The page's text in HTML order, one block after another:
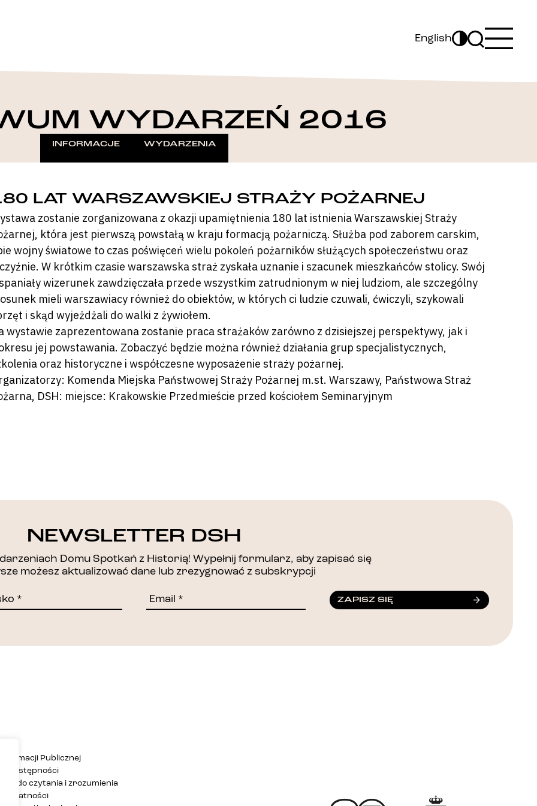
English
WYDARZEŃ 2016
INFORMACJE WYDARZENIA
LAT WARSZAWSKIEJ STRAŻY POŻARNEJ
zostanie zorganizowana z okazji upamiętnienia 180 lat istnienia Warszawskiej Straży
która jest pierwszą powstałą w kraju formacją pożarniczą. Służba pod zaborem carskim,
wojny światowe to czas poświęceń wielu pokoleń pożarników służących społeczeństwu oraz
W krótkim czasie warszawska straż zyskała uznanie i szacunek mieszkańców stolicy. Swój
wizerunek zawdzięczała przede wszystkim zatrudnionym w niej ludziom, ale szczególny
mieli warszawiacy również do obiektów, w których ci ludzie czuwali, ćwiczyli, szykowali
i skąd wyjeżdżali do walki z żywiołem.
wystawie zaprezentowana zostanie praca strażaków zarówno z dzisiejszej perspektywy, jak i
jej powstawania. Zobaczyć będzie można również działania grup specjalistycznych,
oraz historyczne i współczesne wyposażenie straży pożarnej.
Komenda Miejska Państwowej Straży Pożarnej m.st. Warszawy, Państwowa Straż
DSH: miejsce: Krakowskie Przedmieście przed kościołem Seminaryjnym
DZIĘKUJEMY!
NEWSLETTER DSH
Domu Spotkań z Historią! Wypełnij formularz, aby zapisać się
możesz aktualizować dane lub zrezygnować z subskrypcji
ZAPISZ SIĘ
Publicznej
dostępności
do czytania i zrozumienia